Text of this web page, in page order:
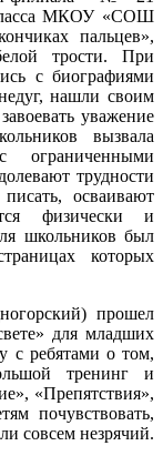
МКОУ «СОШ
пальцев»,
трости. При
с биографиями
нашли своим
уважение
вызвала
трудности
осваивают
физически и
школьников был
которых
прошел
для младших
с ребятами о том,
тренинг и
«Препятствия»,
почувствовать,
совсем незрячий.